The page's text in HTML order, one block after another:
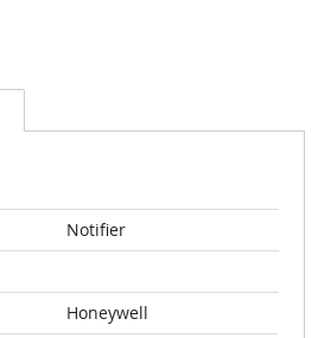
Notifier
Honeywell